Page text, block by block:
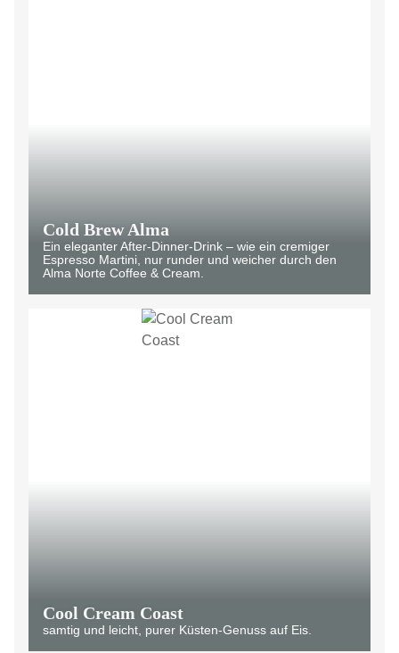
Cold Brew Alma
Ein eleganter After-Dinner-Drink – wie ein cremiger
Espresso Martini, nur runder und weicher durch den
Alma Norte Coffee & Cream.
Cool Cream Coast
samtig und leicht, purer Küsten-Genuss auf Eis.